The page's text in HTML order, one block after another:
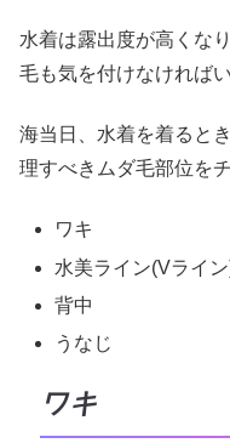
水着は露出度が高くな
毛も気を付けなければ
海当日、水着を着ると
理すべきムダ毛部位を
ワキ
水美ライン(Vライ
背中
うなじ
ワキ